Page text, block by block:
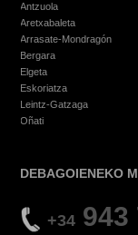
Antzuola
Aretxabaleta
Arrasate-Mondragón
Bergara
Elgeta
Eskoriatza
Leintz-Gatzaga
Oñati
DEBAGOIENEKO
+34 943